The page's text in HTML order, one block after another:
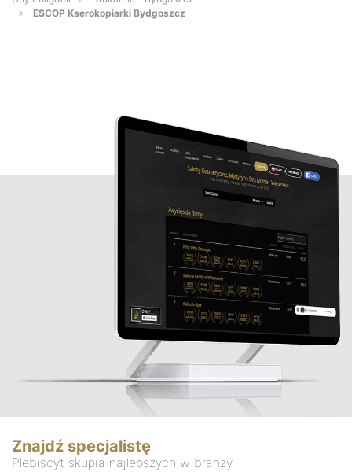
ESCOP Kserokopiarki Bydgoszcz
Znajdź specjalistę
Plebiscyt skupia najlepszych w branży